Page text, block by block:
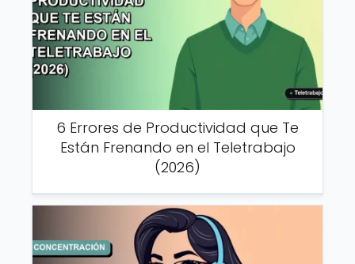
6 Errores de Productividad que Te
Están Frenando en el Teletrabajo
(2026)